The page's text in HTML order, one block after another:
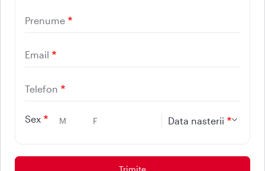
Prenume
Email
Telefon
Sex M F Data nasterii
CONTACT